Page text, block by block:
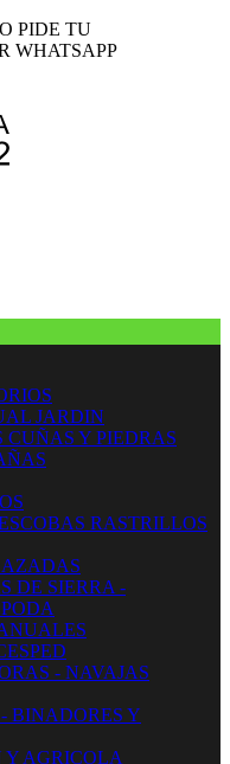
PIDE TU
WHATSAPP
JARDIN
Y PIEDRAS
RASTRILLOS
AZADAS
DE SIERRA -
- NAVAJAS
BINADORES Y
AGRICOLA